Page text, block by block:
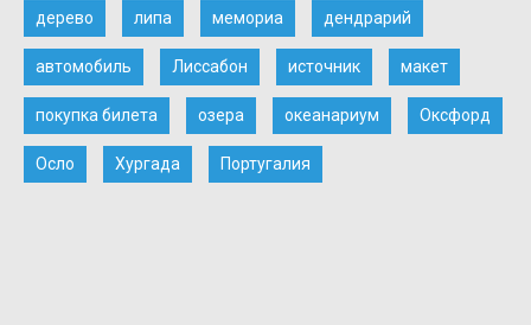
дерево липа мемориа дендрарий
автомобиль Лиссабон источник макет
покупка билета озера океанариум Оксфорд
Осло Хургада Португалия